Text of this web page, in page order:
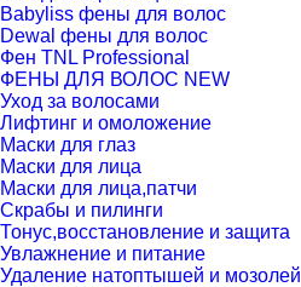
Babyliss фены для волос
Dewal фены для волос
Фен TNL Professional
ФЕНЫ ДЛЯ ВОЛОС NEW
Уход за волосами
Лифтинг и омоложение
Маски для глаз
Маски для лица
Маски для лица,патчи
Скрабы и пилинги
Тонус,восстановление и защита
Увлажнение и питание
Удаление натоптышей и мозолей